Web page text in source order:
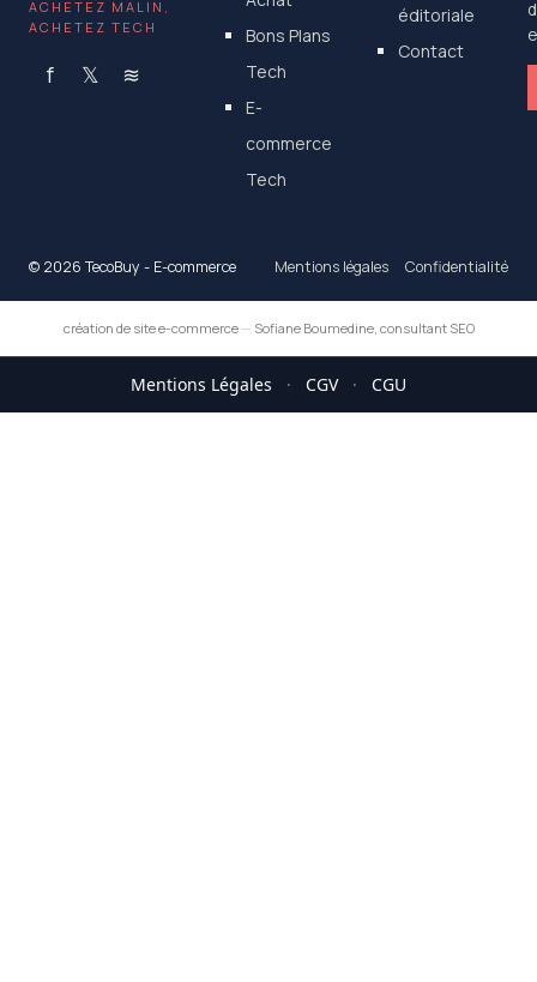
ACHETEZ MALIN,
ACHETEZ TECH
f 𝕏 ≋
Bons Plans
Tech
E-
commerce
Tech
éditoriale
Contact
© 2026 TecoBuy - E-commerce Mentions légales Confidentialité
création de site e-commerce— Sofiane Boumedine, consultant SEO
Mentions Légales · CGV · CGU